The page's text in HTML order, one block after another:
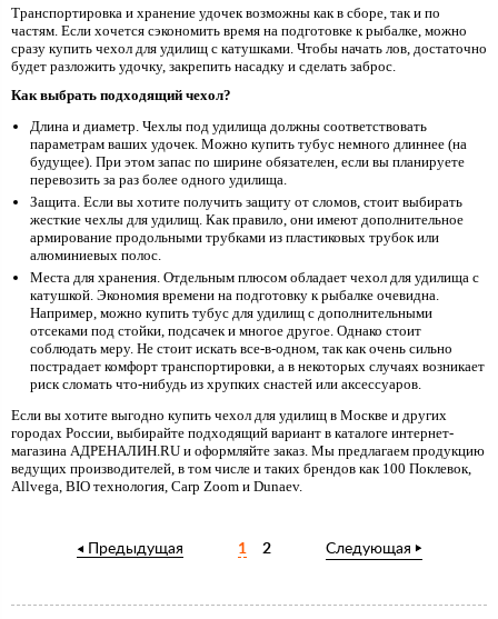
Транспортировка и хранение удочек возможны как в сборе, так и по
частям. Если хочется сэкономить время на подготовке к рыбалке, можно
сразу купить чехол для удилищ с катушками. Чтобы начать лов, достаточно
будет разложить удочку, закрепить насадку и сделать заброс.
Как выбрать подходящий чехол?
Длина и диаметр. Чехлы под удилища должны соответствовать
параметрам ваших удочек. Можно купить тубус немного длиннее (на
будущее). При этом запас по ширине обязателен, если вы планируете
перевозить за раз более одного удилища.
Защита. Если вы хотите получить защиту от сломов, стоит выбирать
жесткие чехлы для удилищ. Как правило, они имеют дополнительное
армирование продольными трубками из пластиковых трубок или
алюминиевых полос.
Места для хранения. Отдельным плюсом обладает чехол для удилища с
катушкой. Экономия времени на подготовку к рыбалке очевидна.
Например, можно купить тубус для удилищ с дополнительными
отсеками под стойки, подсачек и многое другое. Однако стоит
соблюдать меру. Не стоит искать все-в-одном, так как очень сильно
пострадает комфорт транспортировки, а в некоторых случаях возникает
риск сломать что-нибудь из хрупких снастей или аксессуаров.
Если вы хотите выгодно купить чехол для удилищ в Москве и других
городах России, выбирайте подходящий вариант в каталоге интернет-
магазина АДРЕНАЛИН.RU и оформляйте заказ. Мы предлагаем продукцию
ведущих производителей, в том числе и таких брендов как 100 Поклевок,
Allvega, BIO технология, Carp Zoom и Dunaev.
Предыдущая 1 2 Следующая